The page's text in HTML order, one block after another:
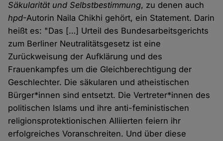
Säkularität und Selbstbestimmung, zu denen auch
hpd-Autorin Naila Chikhi gehört, ein Statement. Darin
heißt es: "Das […] Urteil des Bundesarbeitsgerichts
zum Berliner Neutralitätsgesetz ist eine
Zurückweisung der Aufklärung und des
Frauenkampfes um die Gleichberechtigung der
Geschlechter. Die säkularen und atheistischen
Bürger*innen sind entsetzt. Die Vertreter*innen des
politischen Islams und ihre anti-feministischen
religionsprotektionischen Alliierten feiern ihr
erfolgreiches Voranschreiten. Und über diese